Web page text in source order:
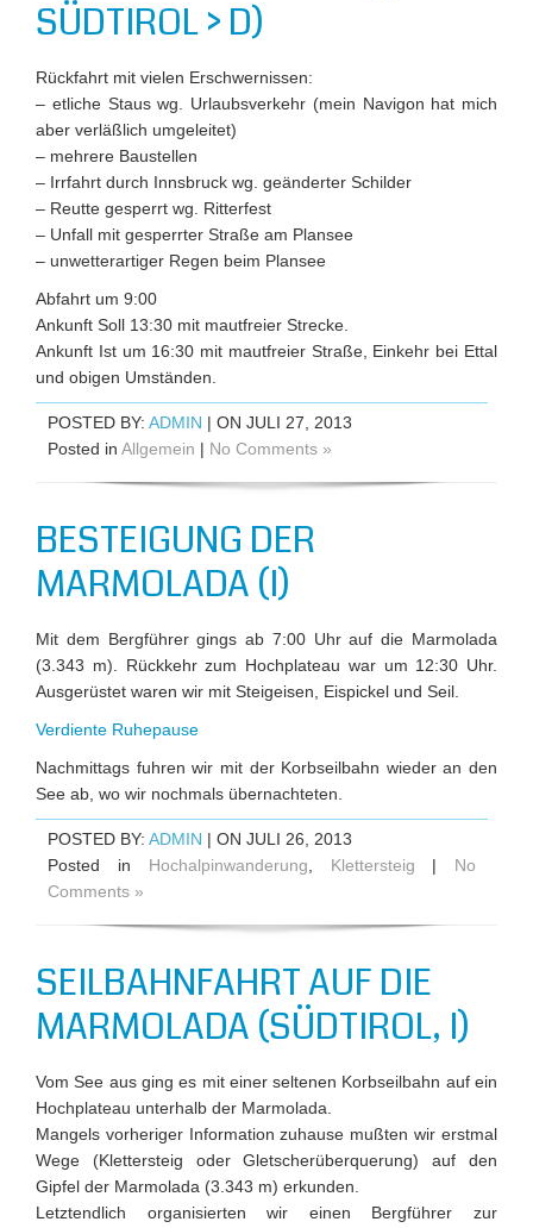
SÜDTIROL > D)
Rückfahrt mit vielen Erschwernissen:
– etliche Staus wg. Urlaubsverkehr (mein Navigon hat mich
aber verläßlich umgeleitet)
– mehrere Baustellen
– Irrfahrt durch Innsbruck wg. geänderter Schilder
– Reutte gesperrt wg. Ritterfest
– Unfall mit gesperrter Straße am Plansee
– unwetterartiger Regen beim Plansee
Abfahrt um 9:00
Ankunft Soll 13:30 mit mautfreier Strecke.
Ankunft Ist um 16:30 mit mautfreier Straße, Einkehr bei Ettal
und obigen Umständen.
POSTED BY: ADMIN | ON JULI 27, 2013
Posted in Allgemein | No Comments »
BESTEIGUNG DER
MARMOLADA (I)
Mit dem Bergführer gings ab 7:00 Uhr auf die Marmolada
(3.343 m). Rückkehr zum Hochplateau war um 12:30 Uhr.
Ausgerüstet waren wir mit Steigeisen, Eispickel und Seil.
Verdiente Ruhepause
Nachmittags fuhren wir mit der Korbseilbahn wieder an den
See ab, wo wir nochmals übernachteten.
POSTED BY: ADMIN | ON JULI 26, 2013
Posted in Hochalpinwanderung Klettersteig | No
Comments »
SEILBAHNFAHRT AUF DIE
MARMOLADA (SÜDTIROL, I)
Vom See aus ging es mit einer seltenen Korbseilbahn auf ein
Hochplateau unterhalb der Marmolada.
Mangels vorheriger Information zuhause mußten wir erstmal
Wege (Klettersteig oder Gletscherüberquerung) auf den
Gipfel der Marmolada (3.343 m) erkunden.
Letztendlich organisierten wir einen Bergführer zur